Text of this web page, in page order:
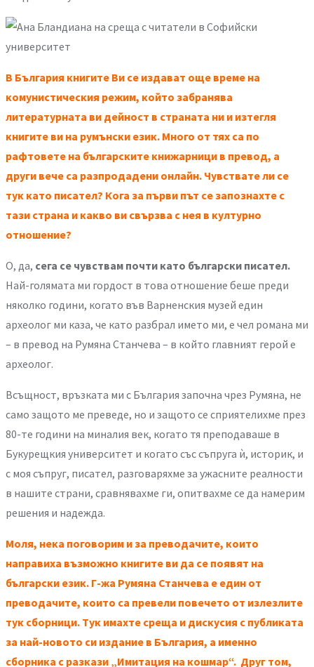
В България книгите Ви се издават още време на
комунистическия режим, който забранява
литературната ви дейност в страната ни и изтегля
книгите ви на румънски език. Много от тях са по
рафтовете на българските книжарници в превод, а
други вече са разпродадени онлайн. Чувствате ли се
тук като писател? Кога за първи път се запознахте с
тази страна и какво ви свързва с нея в културно
отношение?
О, да, сега се чувствам почти като български писател.
Най-голямата ми гордост в това отношение беше преди
няколко години, когато във Варненския музей един
археолог ми каза, че като разбрал името ми, е чел романа ми
– в превод на Румяна Станчева – в който главният герой е
археолог.
Всъщност, връзката ми с България започна чрез Румяна, не
само защото ме преведе, но и защото се сприятелихме през
80-те години на миналия век, когато тя преподаваше в
Букурещкия университет и когато със съпруга ѝ, историк, и
с моя съпруг, писател, разговаряхме за ужасните реалности
в нашите страни, сравнявахме ги, опитвахме се да намерим
решения и надежда.
Моля, нека поговорим и за преводачите, които
направиха възможно книгите ви да се появят на
български език. Г-жа Румяна Станчева е един от
преводачите, които са превели повечето от излезлите
тук сборници. Тук имахте среща и дискусия с публиката
за най-новото си издание в България, а именно
сборника с разкази „Имитация на кошмар“. Друг том,